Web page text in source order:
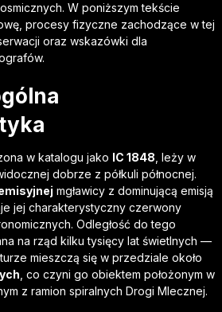
W poniższym tekście
procesy fizyczne zachodzące w tej
oraz wskazówki dla
w katalogu jako IC 1848 , leży w
dobrze z półkuli północnej.
mgławicy z dominującą emisją
jej charakterystyczny czerwony
Odległość do tego
na rząd kilku tysięcy lat świetlnych —
mieszczą się w przedziale około
, co czyni go obiektem położonym w
z ramion spiralnych Drogi Mlecznej.